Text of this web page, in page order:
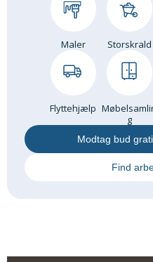
Maler Storskrald
Flyttehjælp
g
Modtag bud
Find